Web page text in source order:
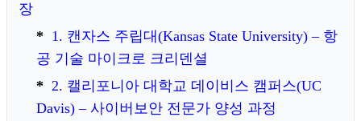
장
1. 캔자스 주립대(Kansas State University) – 항
공 기술 마이크로 크리덴셜
2. 캘리포니아 대학교 데이비스 캠퍼스(UC
Davis) – 사이버보안 전문가 양성 과정